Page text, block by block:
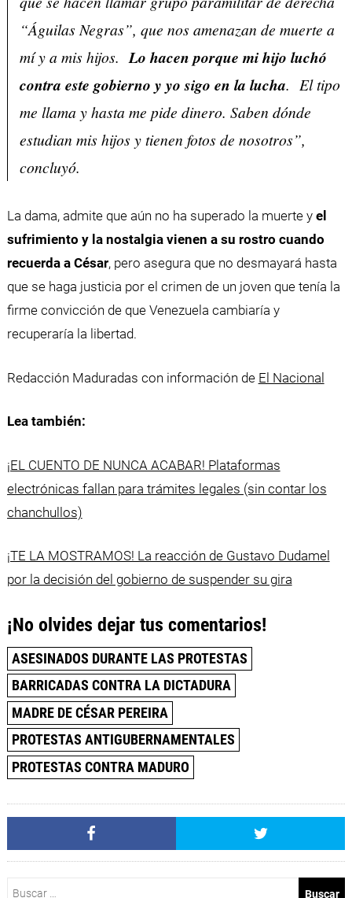
“Águilas Negras”, que nos amenazan de muerte a
mí y a mis hijos. Lo hacen porque mi hijo luchó
contra este gobierno y yo sigo en la lucha. El tipo
me llama y hasta me pide dinero. Saben dónde
estudian mis hijos y tienen fotos de nosotros”,
concluyó.
La dama, admite que aún no ha superado la muerte y el
sufrimiento y la nostalgia vienen a su rostro cuando
recuerda a César, pero asegura que no desmayará hasta
que se haga justicia por el crimen de un joven que tenía la
firme convicción de que Venezuela cambiaría y
recuperaría la libertad.
Redacción Maduradas con información de El Nacional
Lea también:
¡EL CUENTO DE NUNCA ACABAR! Plataformas
electrónicas fallan para trámites legales (sin contar los
chanchullos)
¡TE LA MOSTRAMOS! La reacción de Gustavo Dudamel
por la decisión del gobierno de suspender su gira
¡No olvides dejar tus comentarios!
ASESINADOS DURANTE LAS PROTESTAS
BARRICADAS CONTRA LA DICTADURA
MADRE DE CÉSAR PEREIRA
PROTESTAS ANTIGUBERNAMENTALES
PROTESTAS CONTRA MADURO